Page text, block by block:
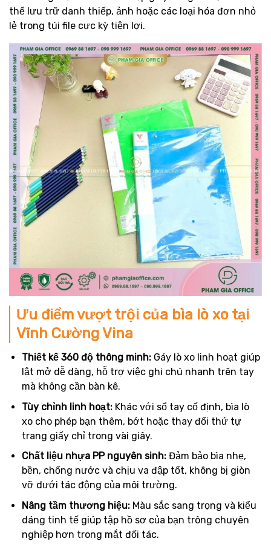
thể lưu trữ danh thiếp, ảnh hoặc các loại hóa đơn nhỏ
lẻ trong túi file cực kỳ tiện lợi.
Ưu điểm vượt trội của bìa lò xo tại
Vĩnh Cường Vina
Thiết kế 360 độ thông minh:Gáy lò xo linh hoạt giúp
lật mở dễ dàng, hỗ trợ việc ghi chú nhanh trên tay
mà không cần bàn kê.
Tùy chỉnh linh hoạt:Khác với sổ tay cố định, bìa lò
xo cho phép bạn thêm, bớt hoặc thay đổi thứ tự
trang giấy chỉ trong vài giây.
Chất liệu nhựa PP nguyên sinh:Đảm bảo bìa nhẹ,
bền, chống nước và chịu va đập tốt, không bị giòn
vỡ dưới tác động của môi trường.
Nâng tầm thương hiệu:Màu sắc sang trọng và kiểu
dáng tinh tế giúp tập hồ sơ của bạn trông chuyên
nghiệp hơn trong mắt đối tác.